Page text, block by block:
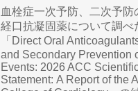
血栓症一次予防、二次予防
経口抗凝固薬について調べ
「Direct Oral
and Secondary Prevention
Events: 2026 ACC
Statement: A Report of the